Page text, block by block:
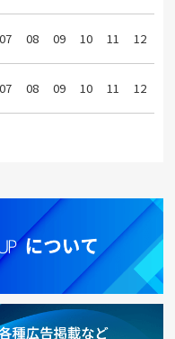
07 08 09 10 11 12
07 08 09 10 11 12